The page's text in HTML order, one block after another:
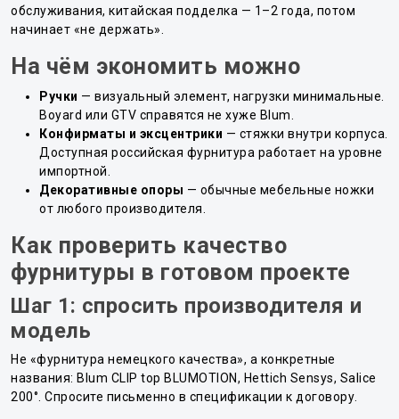
обслуживания, китайская подделка — 1–2 года, потом
начинает «не держать».
На чём экономить можно
Ручки — визуальный элемент, нагрузки минимальные.
Boyard или GTV справятся не хуже Blum.
Конфирматы и эксцентрики — стяжки внутри корпуса.
Доступная российская фурнитура работает на уровне
импортной.
Декоративные опоры — обычные мебельные ножки
от любого производителя.
Как проверить качество
фурнитуры в готовом проекте
Шаг 1: спросить производителя и
модель
Не «фурнитура немецкого качества», а конкретные
названия: Blum CLIP top BLUMOTION, Hettich Sensys, Salice
200°. Спросите письменно в спецификации к договору.